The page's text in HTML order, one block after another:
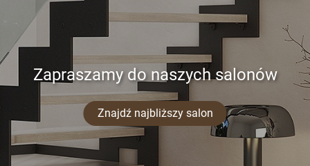
Zapraszamy do naszych salonów
Znajdź najbliższy salon